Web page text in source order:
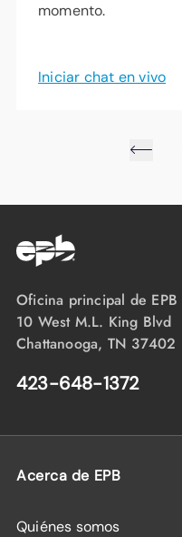
momento.
Iniciar chat en vivo
Oficina principal de EPB
10 West M.L. King Blvd
Chattanooga, TN 37402
423-648-1372
Acerca de EPB
Quiénes somos